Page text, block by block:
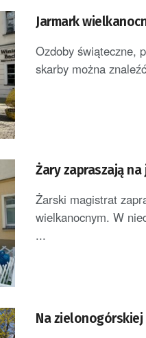
Jarmark
Ozdoby świąteczne,
skarby można
Żary zapraszają
Żarski magistrat
wielkanocnym. W
...
Na